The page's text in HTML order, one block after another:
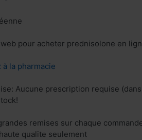
pour acheter prednisolone en
la pharmacie
Aucune prescription requise
remises sur chaque
qualite seulement